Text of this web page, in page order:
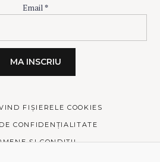
Email*
FIȘIERELE COOKIES
CONFIDENȚIALITATE
ȘI CONDIȚII